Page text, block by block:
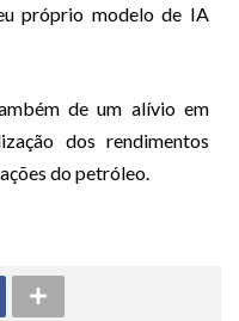
próprio modelo de IA
de um alívio em
dos rendimentos
do petróleo.